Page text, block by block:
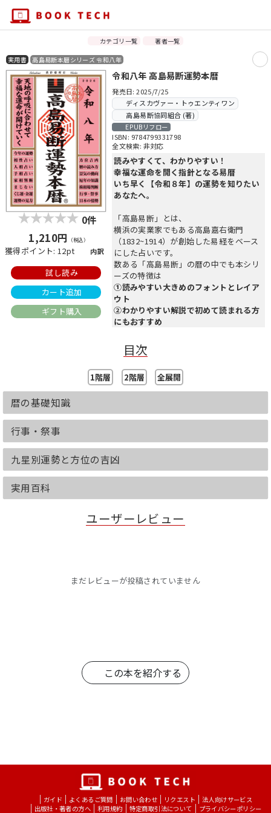
カテゴリ一覧 著者一覧
実用書 高島易断本暦シリーズ 令和八年
0件
1,210円 （税込）
獲得ポイント: 12pt 内訳
試し読み
カート追加
ギフト購入
令和八年 高島易断運勢本暦
発売日: 2025/7/25
ディスカヴァー・トゥエンティワン
高島易断協同組合 (著)
EPUBリフロー
ISBN: 9784799331798
全文検索: 非対応
読みやすくて、わかりやすい！
幸福な運命を開く指針となる易暦
いち早く【令和８年】の運勢を知りたい
あなたへ。
「高島易断」とは、
横浜の実業家でもある高島嘉右衛門
（1832~1914）が創始した易経をベース
にした占いです。
数ある「高島易断」の暦の中でも本シリ
ーズの特徴は
①読みやすい大きめのフォントとレイア
ウト
②わかりやすい解説で初めて読まれる方
にもおすすめ
人事百般問題解決のための力強い味方に
なる一冊です。
天地の呼吸に合わせて幸福な運命が開け
ていく
断運勢本暦』。
暦の基礎知識、行事・祭事、九星別個人
の運勢、実用百科ほか、
日常的に活用度の高い項目を中心に収録
■令和８年のあなたの運勢がわかります
■日本と世界の動きや景気がわかります
そのほか、日々役立つ知識が満載です。
目次
1階層 2階層 全展開
暦の基礎知識
行事・祭事
九星別運勢と方位の吉凶
実用百科
ユーザーレビュー
まだレビューが投稿されていません
この本を紹介する
ガイド よくあるご質問 お問い合わせ リクエスト
法人向けサービス
出版社・著者の方へ
利用規約 特定商取引法について
プライバシーポリシー